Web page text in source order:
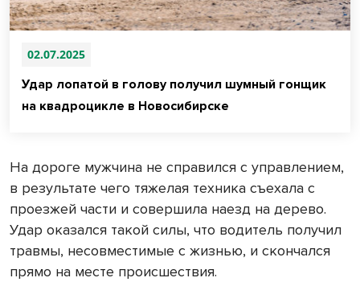
02.07.2025
Удар лопатой в голову получил шумный гонщик
на квадроцикле в Новосибирске
На дороге мужчина не справился с управлением,
в результате чего тяжелая техника съехала с
проезжей части и совершила наезд на дерево.
Удар оказался такой силы, что водитель получил
травмы, несовместимые с жизнью, и скончался
прямо на месте происшествия.